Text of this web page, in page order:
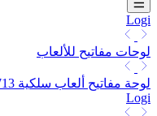
Logi
لوحات مفاتيح للألعاب
لوحة مفاتيح ألعاب سلكية G713
Logi